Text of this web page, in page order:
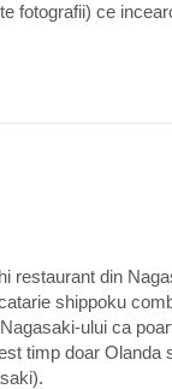
fotografii) ce
restaurant din
shippoku
ului ca
timp doar